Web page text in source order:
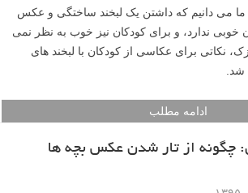
می دانیم که داشتن یک لبخند ساختگی و عکس
ندارد، و برای کودکان نیز خوب به نظر نمی
نکاتی برای عکاسی از کودکان با لبخند های
ادامه مطلب
چگونه از تار شدن عکس بچه ها